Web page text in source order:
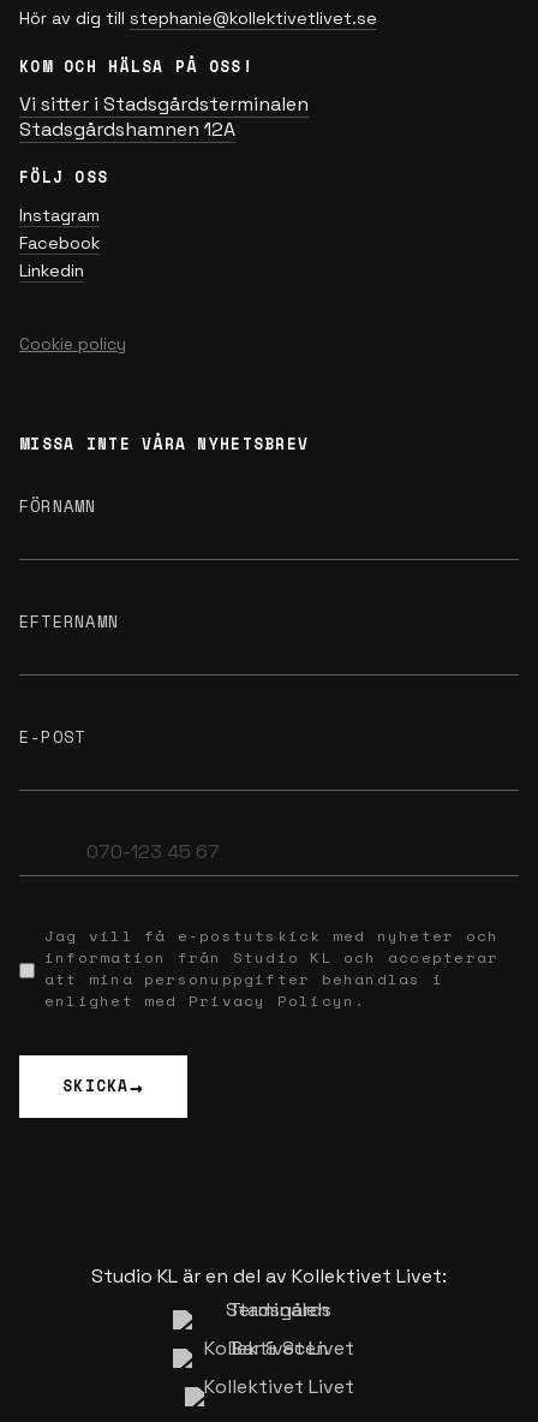
Hör av dig till stephanie@kollektivetlivet.se
KOM OCH HÄLSA PÅ OSS!
Vi sitter i Stadsgårdsterminalen
Stadsgårdshamnen 12A
FÖLJ OSS
Instagram
Facebook
Linkedin
Cookie policy
MISSA INTE VÅRA NYHETSBREV
FÖRNAMN
EFTERNAMN
E-POST
Jag vill få e-postutskick med nyheter och
information från Studio KL och accepterar
att mina personuppgifter behandlas i
enlighet med Privacy Policyn.
SKICKA
Studio KL är en del av Kollektivet Livet: